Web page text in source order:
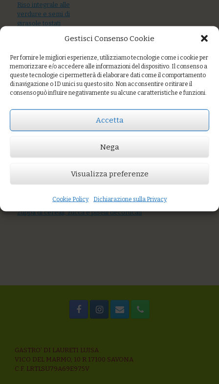
Gestisci Consenso Cookie
Per fornire le migliori esperienze, utilizziamo tecnologie come i cookie per
memorizzare e/o accedere alle informazioni del dispositivo. Il consenso a
queste tecnologie ci permetterà di elaborare dati come il comportamento
di navigazione o ID unici su questo sito. Non acconsentire o ritirare il
consenso può influire negativamente su alcune caratteristiche e funzioni.
Accetta
Nega
Visualizza preferenze
Cookie Policy Dichiarazione sulla Privacy
Cous cous di miglio con piselli, verdure di stagione, semi
Tagliatelle con polpo, pomodoro fresco e capperi
Zuppa di cereali, zucca e piselli decorticati
Riso integrale alle
verdure e semi di
girasole tostati
patate e pecorino
Riso integrale alla
crema di zucca
Delica e nocciole
GASTRO’ DI LAURETI LUISA
VICO DEL MARMO, 10 R 17100 SAVONA
C.F. LRTLSU79A69E975V